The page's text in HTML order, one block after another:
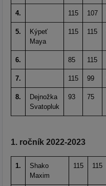
4. 115 107
5.
Kýpeť
Maya
115 115
6. 85 115
7. 115 99
8.
Dejnožka
Svatopluk
93 75
1. ročník 2022-2023
1.
Shako
Maxim
115 115